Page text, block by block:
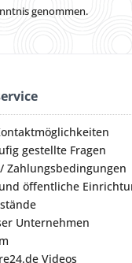
genommen.
gestellte Fragen
Zahlungsbedingungen
öffentliche
Unternehmen
Videos